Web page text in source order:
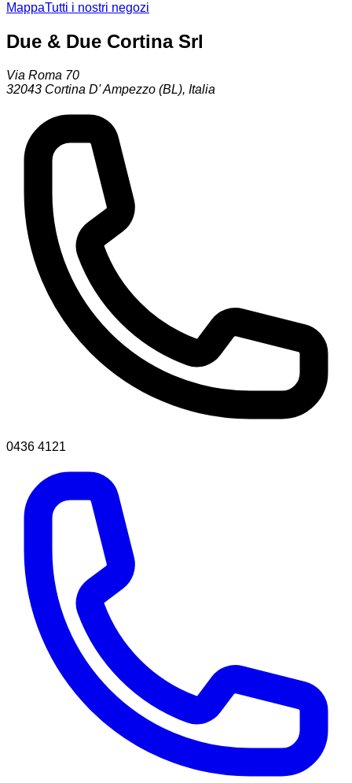
MappaTutti i nostri negozi
Due & Due Cortina Srl
Via Roma 70
32043 Cortina D' Ampezzo (BL), Italia
0436 4121